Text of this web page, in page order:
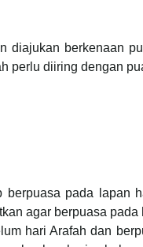
diajukan berkenaan
perlu diiring dengan
pada lapan
agar berpuasa
hari Arafah dan